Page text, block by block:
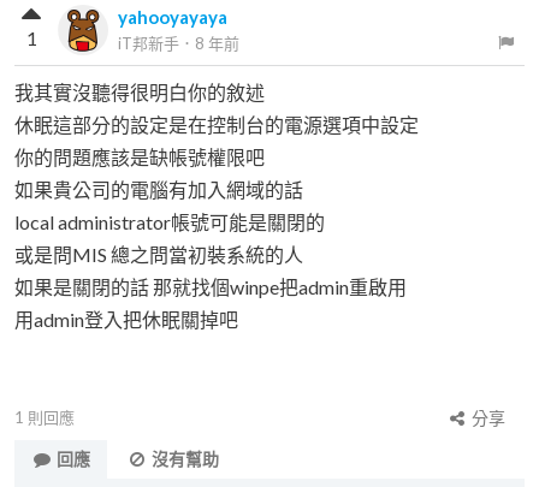
yahooyayaya
iT邦新手 ． 8 年前
1
我其實沒聽得很明白你的敘述
休眠這部分的設定是在控制台的電源選項中設定
你的問題應該是缺帳號權限吧
如果貴公司的電腦有加入網域的話
local administrator帳號可能是關閉的
或是問MIS 總之問當初裝系統的人
如果是關閉的話 那就找個winpe把admin重啟用
用admin登入把休眠關掉吧
1 則回應
分享
回應
沒有幫助